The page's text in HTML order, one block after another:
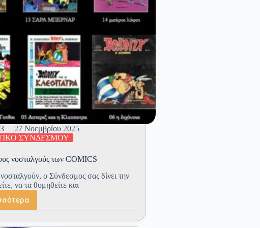
27 Νοεμβρίου 2025
ΣΥΝΔΕΣΜΟΥ
νοσταλγούς των COMICS
ο Σύνδεσμος σας δίνει την
να τα θυμηθείτε και
Ψυχαγωγικά
Θέματα
για